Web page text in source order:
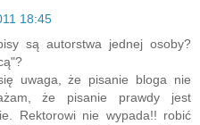
18:45
są autorstwa jednej osoby?
uwaga, że pisanie bloga nie
że pisanie prawdy jest
Rektorowi nie wypada!! robić